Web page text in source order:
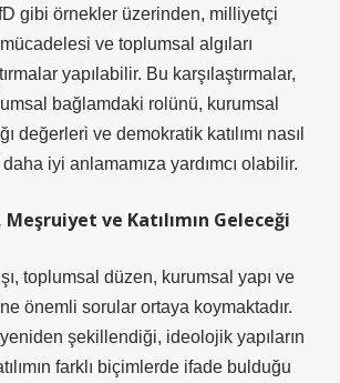
gibi örnekler üzerinden, milliyetçi
ve toplumsal algıları
yapılabilir. Bu karşılaştırmalar,
bağlamdaki rolünü, kurumsal
değerleri ve demokratik katılımı nasıl
iyi anlamamıza yardımcı olabilir.
ve Katılımın Geleceği
toplumsal düzen, kurumsal yapı ve
önemli sorular ortaya koymaktadır.
şekillendiği, ideolojik yapıların
farklı biçimlerde ifade bulduğu